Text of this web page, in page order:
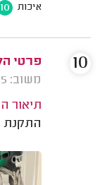
איכות 10
פרטי
משוב: 27/08/2025
תיאור
התקנת 6 נקודות וסוויץ' (ללא כבילה).
10